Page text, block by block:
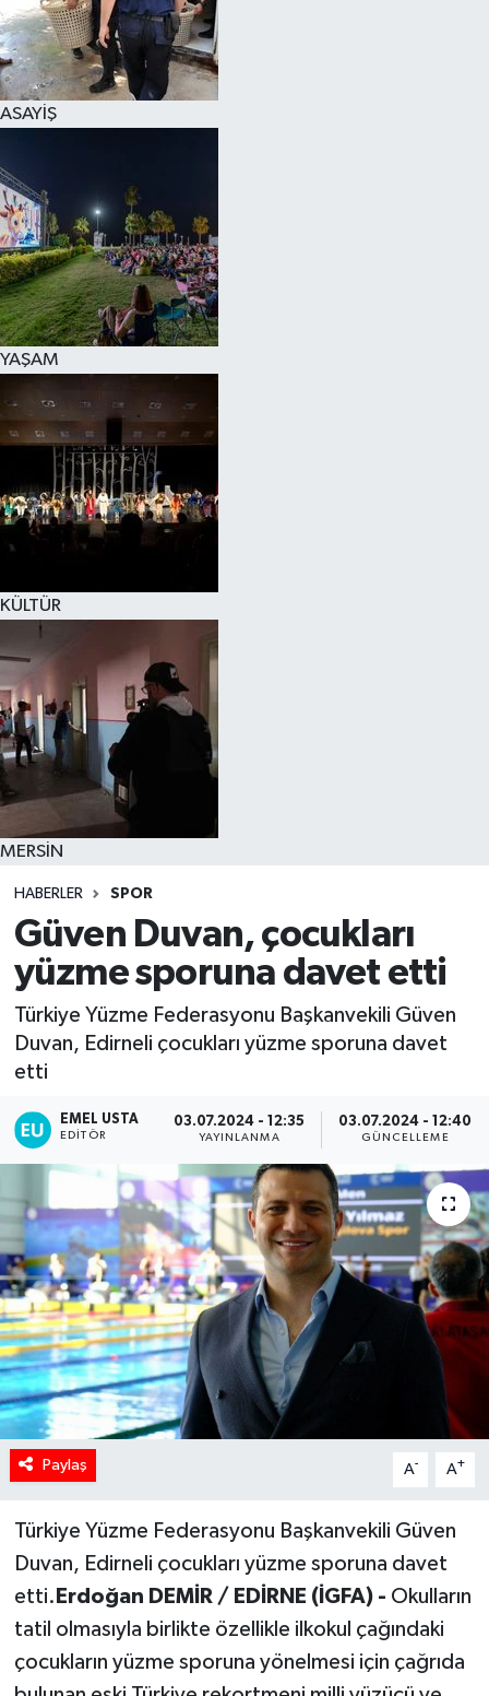
ASAYİŞ
YAŞAM
KÜLTÜR
MERSİN
HABERLER SPOR
Güven Duvan, çocukları
yüzme sporuna davet etti
Türkiye Yüzme Federasyonu Başkanvekili Güven
Duvan, Edirneli çocukları yüzme sporuna davet
etti
EMEL USTA
EDITÖR
03.07.2024 - 12:35
YAYINLANMA
03.07.2024 - 12:40
GÜNCELLEME
Paylaş A- A+
Türkiye Yüzme Federasyonu Başkanvekili Güven
Duvan, Edirneli çocukları yüzme sporuna davet
etti. Erdoğan DEMİR / EDİRNE (İGFA) - Okulların
tatil olmasıyla birlikte özellikle ilkokul çağındaki
çocukların yüzme sporuna yönelmesi için çağrıda